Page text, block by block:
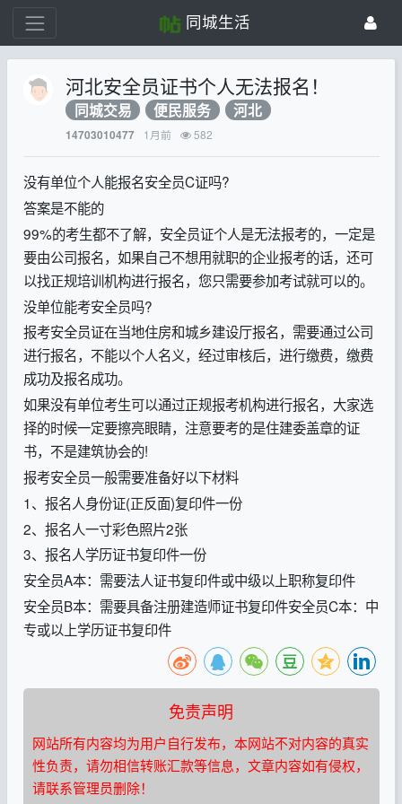
同城生活
河北安全员证书个人无法报名！
同城交易 便民服务 河北
14703010477 1月前 582
没有单位个人能报名安全员C证吗?
答案是不能的
99%的考生都不了解，安全员证个人是无法报考的，一定是
要由公司报名，如果自己不想用就职的企业报考的话，还可
以找正规培训机构进行报名，您只需要参加考试就可以的。
没单位能考安全员吗?
报考安全员证在当地住房和城乡建设厅报名，需要通过公司
进行报名，不能以个人名义，经过审核后，进行缴费，缴费
成功及报名成功。
如果没有单位考生可以通过正规报考机构进行报名，大家选
择的时候一定要擦亮眼睛，注意要考的是住建委盖章的证
书，不是建筑协会的!
报考安全员一般需要准备好以下材料
1、报名人身份证(正反面)复印件一份
2、报名人一寸彩色照片2张
3、报名人学历证书复印件一份
安全员A本：需要法人证书复印件或中级以上职称复印件
安全员B本：需要具备注册建造师证书复印件安全员C本：中
专或以上学历证书复印件
免责声明
网站所有内容均为用户自行发布，本网站不对内容的真实
性负责，请勿相信转账汇款等信息，文章内容如有侵权，
请联系管理员删除！